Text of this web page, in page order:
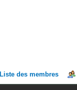
Liste des membres